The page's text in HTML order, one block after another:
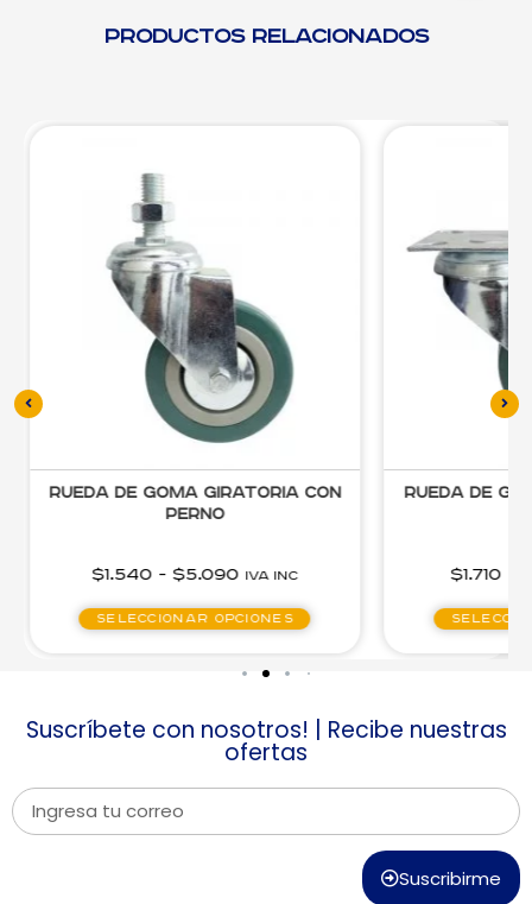
Productos relacionados
Rueda de Goma Giratoria con
Perno
$1.540 - $5.090 IVA inc
Seleccionar opciones
Rueda de
$1.710
Suscríbete con nosotros! | Recibe nuestras
ofertas
Suscribirme